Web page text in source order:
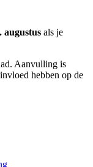
augustus als je
Aanvulling is
hebben op de